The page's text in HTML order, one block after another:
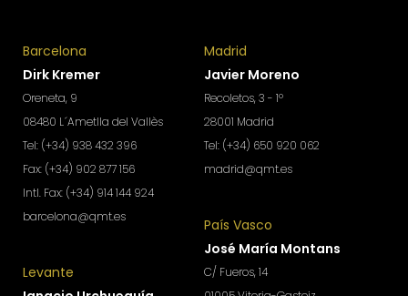
Barcelona
Dirk Kremer
Oreneta, 9
08480 L´Ametlla del Vallès
Tel: (+34) 938 432 396
Fax: (+34) 902 877 156
Intl. Fax: (+34) 914 144 924
barcelona@qmt.es
Levante
Madrid
Javier Moreno
Recoletos, 3 - 1º
28001 Madrid
Tel: (+34) 650 920 062
madrid@qmt.es
País Vasco
José María Montans
C/ Fueros, 14